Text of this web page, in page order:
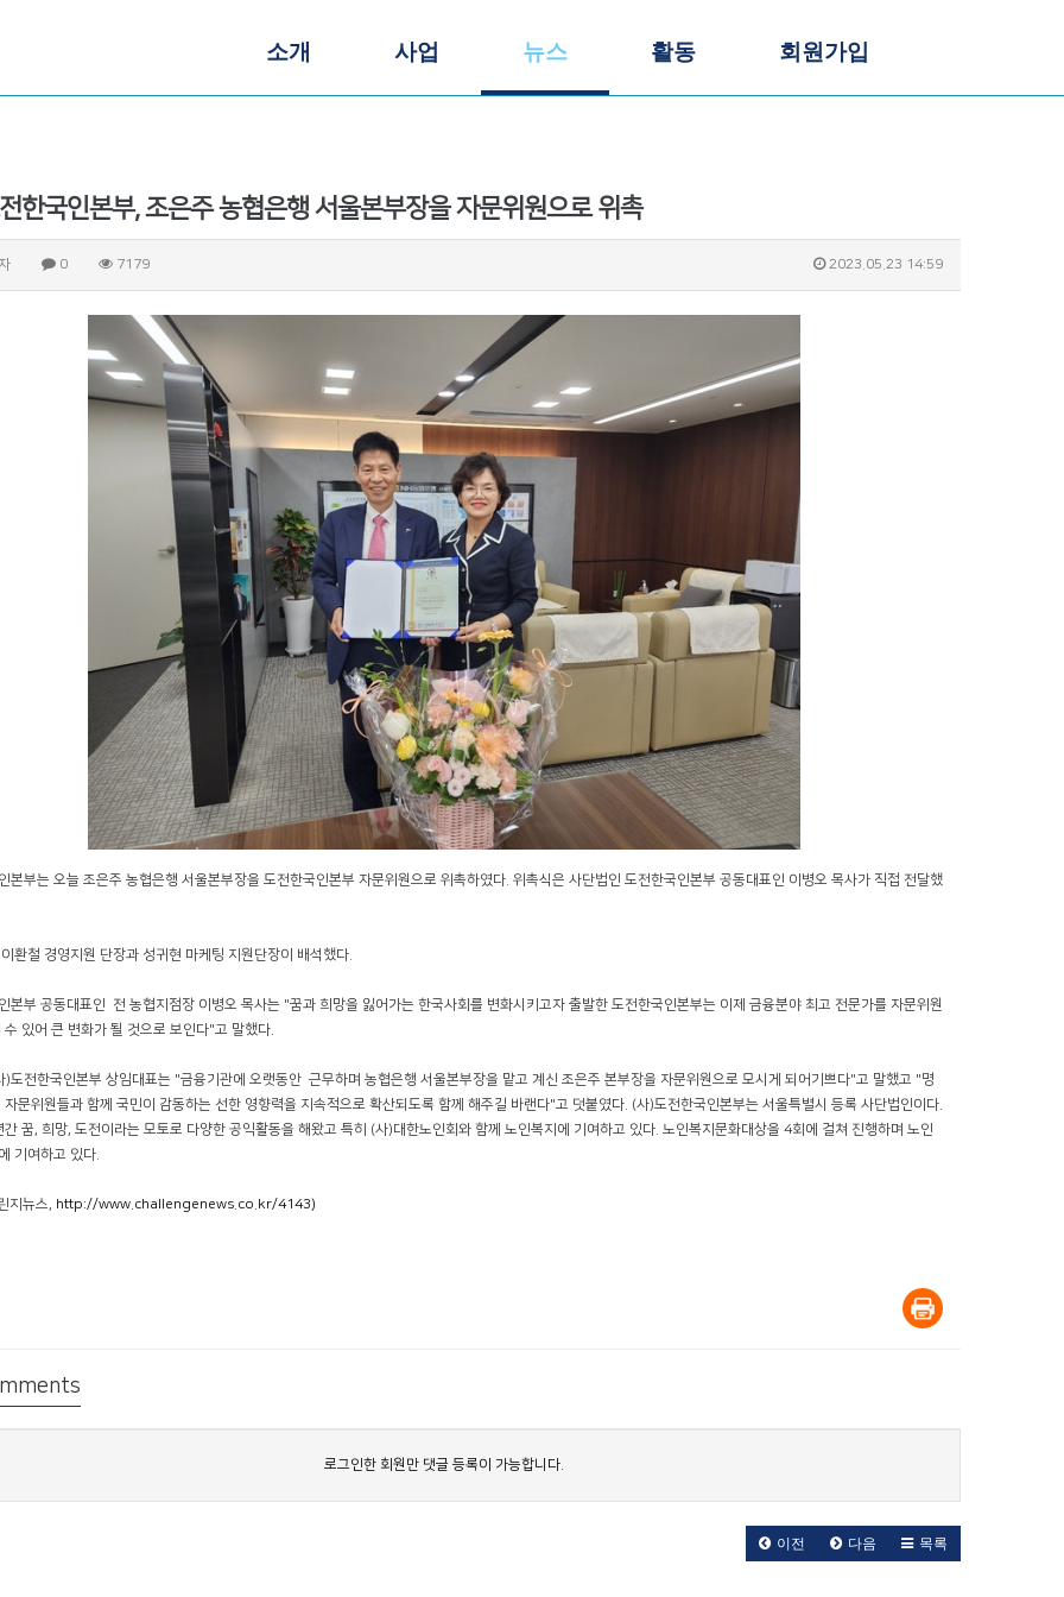
소개 사업 뉴스 활동 회원가입
한국인본부, 조은주 농협은행 서울본부장을 자문위원으로 위촉
0 7179 2023.05.23 14:59
본부는 오늘 조은주 농협은행 서울본부장을 도전한국인본부 자문위원으로 위촉하였다. 위촉식은 사단법인 도전한국인본부 공동대표인 이병오 목사가 직접 전달했
환철 경영지원 단장과 성귀현 마케팅 지원단장이 배석했다.
본부 공동대표인 전 농협지점장 이병오 목사는 "꿈과 희망을 잃어가는 한국사회를 변화시키고자 출발한 도전한국인본부는 이제 금융분야 최고 전문가를 자문위원
수 있어 큰 변화가 될 것으로 보인다"고 말했다.
)도전한국인본부 상임대표는 "금융기관에 오랫동안 근무하며 농협은행 서울본부장을 맡고 계신 조은주 본부장을 자문위원으로 모시게 되어기쁘다"고 말했고 "명
자문위원들과 함께 국민이 감동하는 선한 영향력을 지속적으로 확산되도록 함께 해주길 바랜다"고 덧붙였다. (사)도전한국인본부는 서울특별시 등록 사단법인이다.
간 꿈, 희망, 도전이라는 모토로 다양한 공익활동을 해왔고 특히 (사)대한노인회와 함께 노인복지에 기여하고 있다. 노인복지문화대상을 4회에 걸쳐 진행하며 노인
기여하고 있다.
지뉴스, http://www.challengenews.co.kr/4143)
로그인한 회원만 댓글 등록이 가능합니다.
이전 다음 목록